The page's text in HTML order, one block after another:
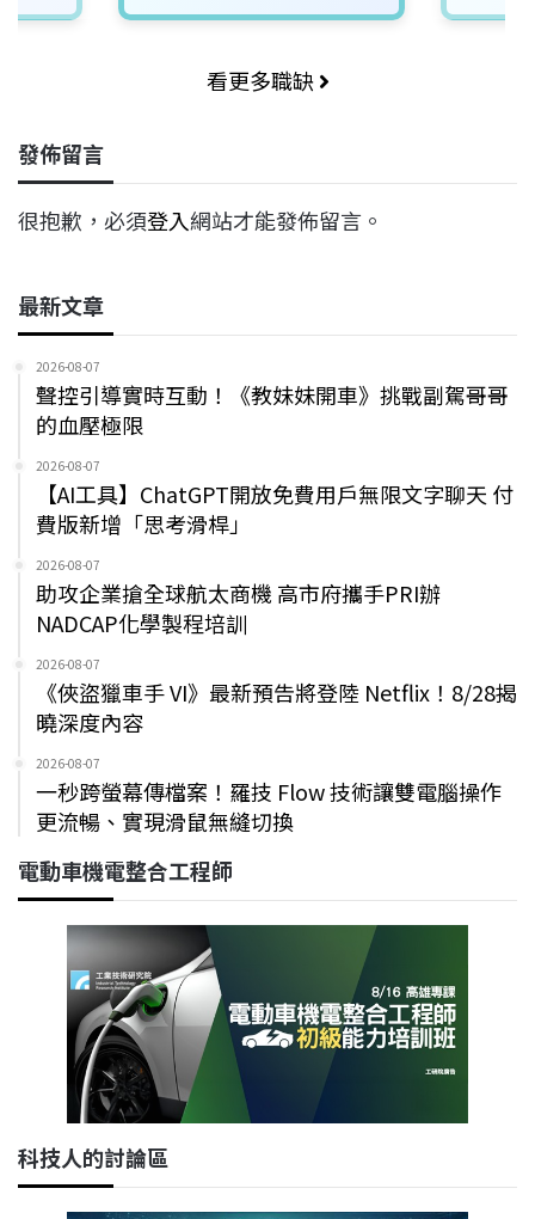
看更多職缺
發佈留言
很抱歉，必須登入網站才能發佈留言。
最新文章
2026-08-07
聲控引導實時互動！《教妹妹開車》挑戰副駕哥哥
的血壓極限
2026-08-07
【AI工具】ChatGPT開放免費用戶無限文字聊天 付
費版新增「思考滑桿」
2026-08-07
助攻企業搶全球航太商機 高市府攜手PRI辦
NADCAP化學製程培訓
2026-08-07
《俠盜獵車手 VI》最新預告將登陸 Netflix！8/28揭
曉深度內容
2026-08-07
一秒跨螢幕傳檔案！羅技 Flow 技術讓雙電腦操作
更流暢、實現滑鼠無縫切換
電動車機電整合工程師
科技人的討論區